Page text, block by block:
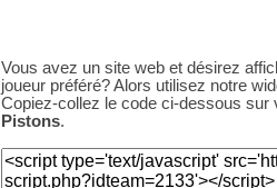
Vous avez un site web et désirez
joueur préféré? Alors utilisez notre
Copiez-collez le code ci-dessous
Pistons.